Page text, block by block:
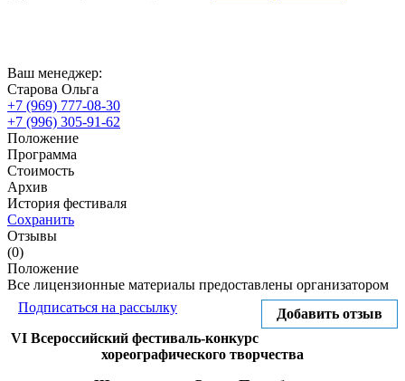
Ваш менеджер:
Старова Ольга
+7 (969) 777-08-30
+7 (996) 305-91-62
Положение
Программа
Стоимость
Архив
История фестиваля
Сохранить
Отзывы
(0)
Положение
Все лицензионные материалы предоставлены организатором
Добавить отзыв
Подписаться на рассылку
VI Всероссийскийфестиваль-конкурс
хореографического творчества